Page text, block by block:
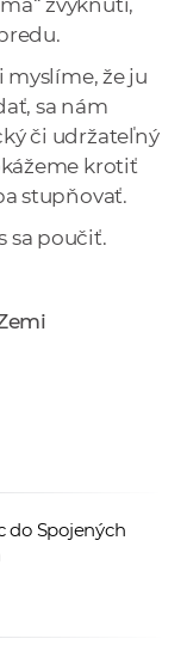
zvyknutí,
myslíme, že ju
sa nám
či udržateľný
krotiť
stupňovať.
sa poučiť.
do Spojených